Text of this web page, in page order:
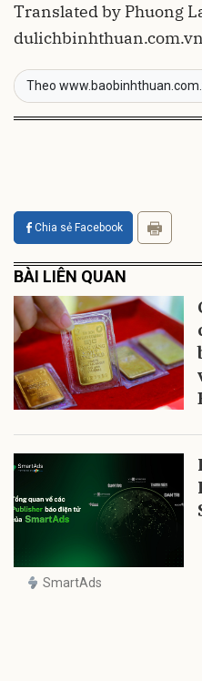
Translated by Phuong
Theo
Chia sẻ Facebook
BÀI LIÊN QUAN
SmartAds